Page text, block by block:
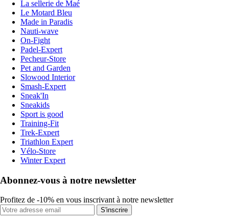
La sellerie de Maé
Le Motard Bleu
Made in Paradis
Nauti-wave
On-Fight
Padel-Expert
Pecheur-Store
Pet and Garden
Slowood Interior
Smash-Expert
Sneak'In
Sneakids
Sport is good
Training-Fit
Trek-Expert
Triathlon Expert
Vélo-Store
Winter Expert
Abonnez-vous à notre newsletter
Profitez de -10% en vous inscrivant à notre newsletter
S'inscrire